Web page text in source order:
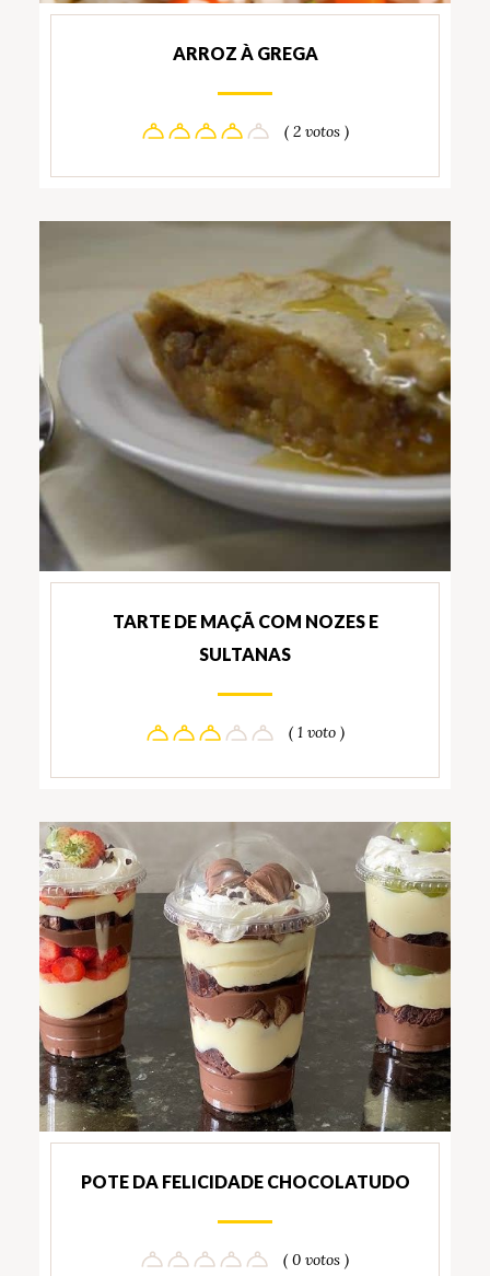
ARROZ À GREGA
( 2 votos )
TARTE DE MAÇÃ COM NOZES E
SULTANAS
( 1 voto )
POTE DA FELICIDADE CHOCOLATUDO
( 0 votos )